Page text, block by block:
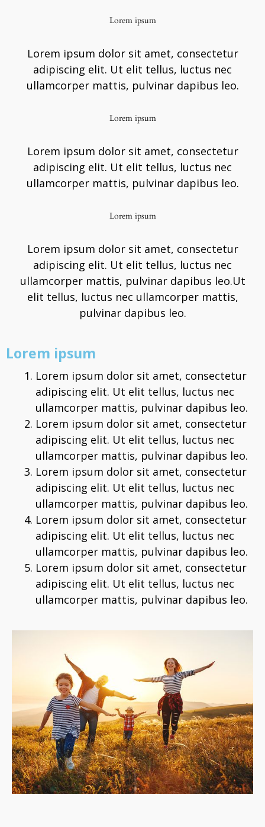
Lorem ipsum
Lorem ipsum dolor sit amet, consectetur
adipiscing elit. Ut elit tellus, luctus nec
ullamcorper mattis, pulvinar dapibus leo.
Lorem ipsum
Lorem ipsum dolor sit amet, consectetur
adipiscing elit. Ut elit tellus, luctus nec
ullamcorper mattis, pulvinar dapibus leo.
Lorem ipsum
Lorem ipsum dolor sit amet, consectetur
adipiscing elit. Ut elit tellus, luctus nec
ullamcorper mattis, pulvinar dapibus leo.Ut
elit tellus, luctus nec ullamcorper mattis,
pulvinar dapibus leo.
Lorem ipsum
Lorem ipsum dolor sit amet, consectetur
adipiscing elit. Ut elit tellus, luctus nec
ullamcorper mattis, pulvinar dapibus leo.
Lorem ipsum dolor sit amet, consectetur
adipiscing elit. Ut elit tellus, luctus nec
ullamcorper mattis, pulvinar dapibus leo.
Lorem ipsum dolor sit amet, consectetur
adipiscing elit. Ut elit tellus, luctus nec
ullamcorper mattis, pulvinar dapibus leo.
Lorem ipsum dolor sit amet, consectetur
adipiscing elit. Ut elit tellus, luctus nec
ullamcorper mattis, pulvinar dapibus leo.
Lorem ipsum dolor sit amet, consectetur
adipiscing elit. Ut elit tellus, luctus nec
ullamcorper mattis, pulvinar dapibus leo.